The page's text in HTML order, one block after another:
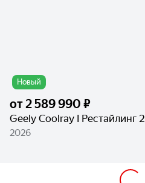
Новый
от2 589 990 ₽
Geely Coolray I Рестайлинг 2
2026